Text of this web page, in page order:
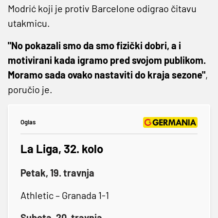
Modrić koji je protiv Barcelone odigrao čitavu
utakmicu.
"No pokazali smo da smo fizički dobri, a i
motivirani kada igramo pred svojom publikom.
Moramo sada ovako nastaviti do kraja sezone",
poručio je.
Oglas
La Liga, 32. kolo
Petak, 19. travnja
Athletic – Granada 1-1